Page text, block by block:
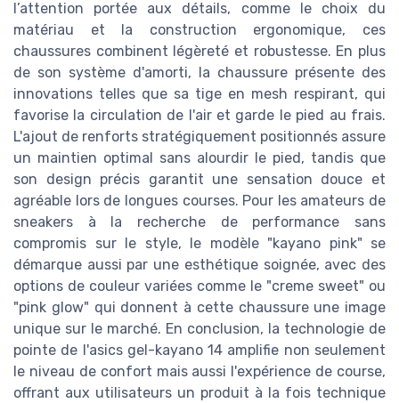
l’attention portée aux détails, comme le choix du
matériau et la construction ergonomique, ces
chaussures combinent légèreté et robustesse. En plus
de son système d'amorti, la chaussure présente des
innovations telles que sa tige en mesh respirant, qui
favorise la circulation de l'air et garde le pied au frais.
L'ajout de renforts stratégiquement positionnés assure
un maintien optimal sans alourdir le pied, tandis que
son design précis garantit une sensation douce et
agréable lors de longues courses. Pour les amateurs de
sneakers à la recherche de performance sans
compromis sur le style, le modèle "kayano pink" se
démarque aussi par une esthétique soignée, avec des
options de couleur variées comme le "creme sweet" ou
"pink glow" qui donnent à cette chaussure une image
unique sur le marché. En conclusion, la technologie de
pointe de l'asics gel-kayano 14 amplifie non seulement
le niveau de confort mais aussi l'expérience de course,
offrant aux utilisateurs un produit à la fois technique